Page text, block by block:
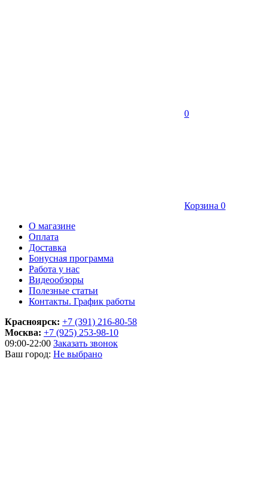
0
Корзина 0
О магазине
Оплата
Доставка
Бонусная программа
Работа у нас
Видеообзоры
Полезные статьи
Контакты. График работы
Красноярск: +7 (391) 216-80-58
Москва: +7 (925) 253-98-10
09:00-22:00 Заказать звонок
Ваш город: Не выбрано